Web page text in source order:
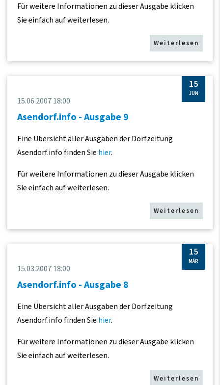
Für weitere Informationen zu dieser Ausgabe klicken
Sie einfach auf weiterlesen.
Weiterlesen
15
JUN
15.06.2007 18:00
Asendorf.info - Ausgabe 9
Eine Übersicht aller Ausgaben der Dorfzeitung
Asendorf.info finden Sie hier.
Für weitere Informationen zu dieser Ausgabe klicken
Sie einfach auf weiterlesen.
Weiterlesen
15
MÄR
15.03.2007 18:00
Asendorf.info - Ausgabe 8
Eine Übersicht aller Ausgaben der Dorfzeitung
Asendorf.info finden Sie hier.
Für weitere Informationen zu dieser Ausgabe klicken
Sie einfach auf weiterlesen.
Weiterlesen